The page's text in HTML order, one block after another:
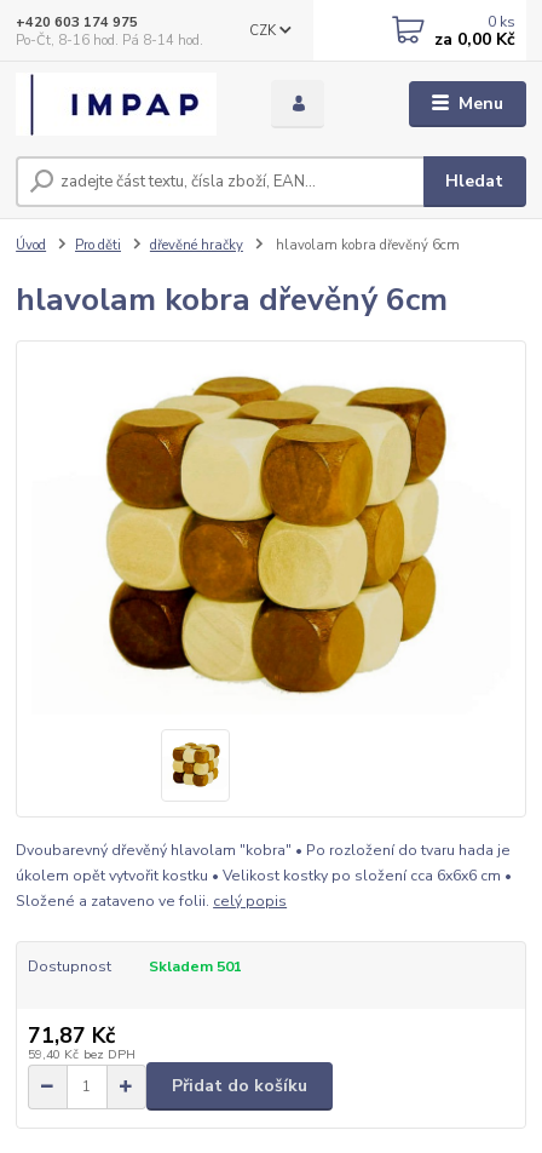
Menu
CZK
Hledat
+420 603 174 975
Po-Čt, 8-16 hod. Pá 8-14 hod.
0 ks
za 0,00 Kč
Úvod Pro děti dřevěné hračky hlavolam kobra dřevěný 6cm
hlavolam kobra dřevěný 6cm
Dvoubarevný dřevěný hlavolam "kobra" • Po rozložení do tvaru hada je
úkolem opět vytvořit kostku • Velikost kostky po složení cca 6x6x6 cm •
Složené a zataveno ve folii. celý popis
Dostupnost Skladem 501
71,87 Kč
59,40 Kč bez DPH
Přidat do košíku